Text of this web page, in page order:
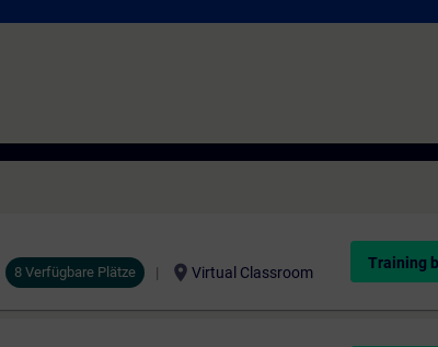
8 Verfügbare Plätze location_on Virtual Classroom
Training